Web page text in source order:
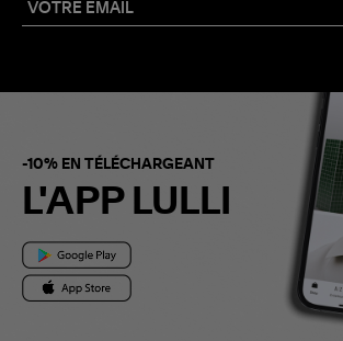
-10% EN TÉLÉCHARGEANT
L'APP LULLI